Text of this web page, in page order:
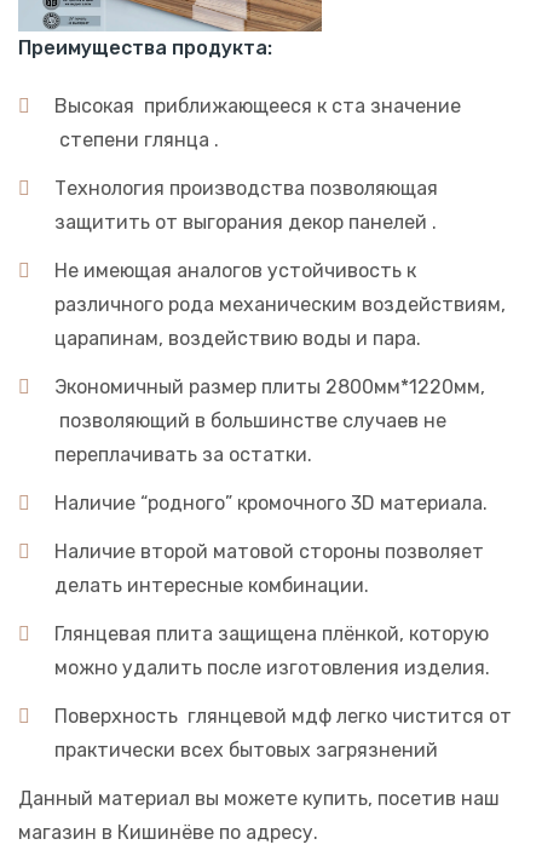
Преимущества продукта:
Высокая приближающееся к ста значение
степени глянца .
Технология производства позволяющая
защитить от выгорания декор панелей .
Не имеющая аналогов устойчивость к
различного рода механическим воздействиям,
царапинам, воздействию воды и пара.
Экономичный размер плиты 2800мм*1220мм,
позволяющий в большинстве случаев не
переплачивать за остатки.
Наличие “родного” кромочного 3D материала.
Наличие второй матовой стороны позволяет
делать интересные комбинации.
Глянцевая плита защищена плёнкой, которую
можно удалить после изготовления изделия.
Поверхность глянцевой мдф легко чистится от
практически всех бытовых загрязнений
Данный материал вы можете купить, посетив наш
магазин в Кишинёве по адресу.